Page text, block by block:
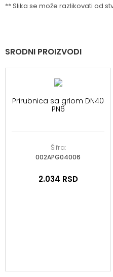
** Slika se može razlikovati od
SRODNI PROIZVODI
Prirubnica sa grlom DN40
PN6
Šifra:
002APG04006
2.034 RSD